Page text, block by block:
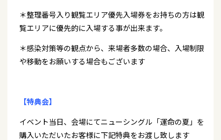
＊整理番号入り観覧エリア優先入場券をお持ちの方は観
覧エリアに優先的に入場する事が出来ます。
＊感染対策等の観点から、来場者多数の場合、入場制限
や移動をお願いする場合もございます
【特典会】
イベント当日、会場にてニューシングル「運命の夏」を
購入いただいたお客様に下記特典をお渡し致します